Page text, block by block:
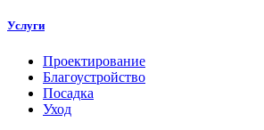
Услуги
Проектирование
Благоустройство
Посадка
Уход